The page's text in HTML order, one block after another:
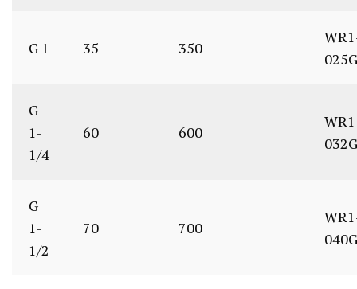
G 1 35 350
G
1-
1/4
60 600
G
1-
1/2
70 700